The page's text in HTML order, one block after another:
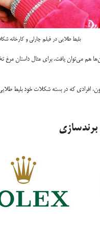
بلیط طلایی در فیلم چارلی و کارخانه
هم می‌توان یافت. برای مثال داستان
افرادی که در بسته شکلات خود بلیط